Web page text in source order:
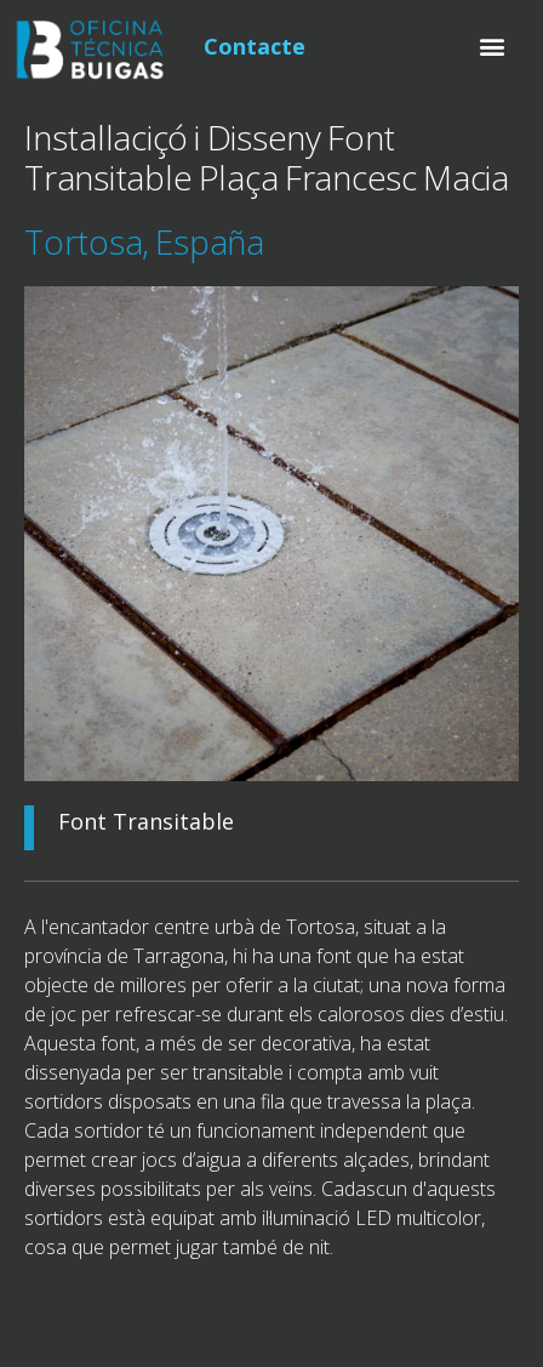
Contacte
Installaciçó i Disseny Font
Transitable Plaça Francesc Macia
Tortosa, España
Font Transitable
A l'encantador centre urbà de Tortosa, situat a la
província de Tarragona, hi ha una font que ha estat
objecte de millores per oferir a la ciutat; una nova forma
de joc per refrescar-se durant els calorosos dies d’estiu.
Aquesta font, a més de ser decorativa, ha estat
dissenyada per ser transitable i compta amb vuit
sortidors disposats en una fila que travessa la plaça.
Cada sortidor té un funcionament independent que
permet crear jocs d’aigua a diferents alçades, brindant
diverses possibilitats per als veïns. Cadascun d'aquests
sortidors està equipat amb il·luminació LED multicolor,
cosa que permet jugar també de nit.